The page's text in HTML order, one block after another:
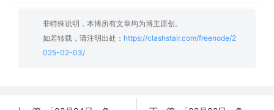
非特殊说明，本博所有文章均为博主原创。
如若转载，请注明出处： https://clashstair.com/freenode/2
025-02-03/